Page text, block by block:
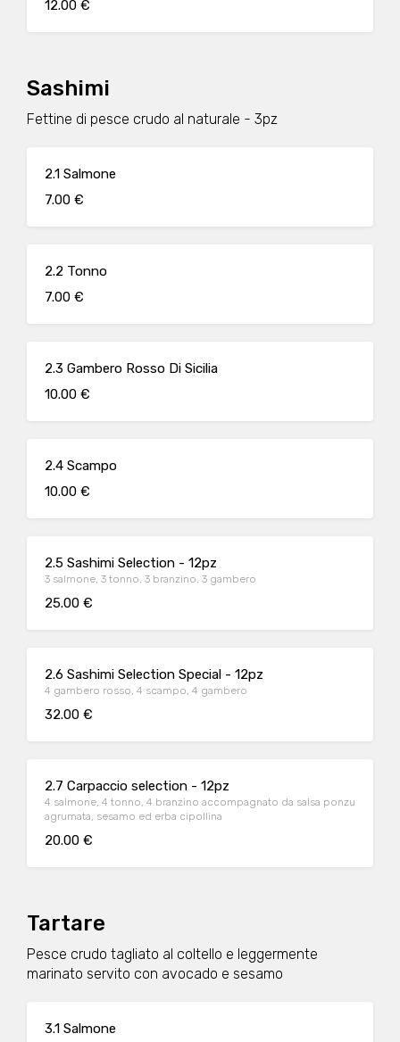
12.00 €
Sashimi
Fettine di pesce crudo al naturale - 3pz
2.1 Salmone
7.00 €
2.2 Tonno
7.00 €
2.3 Gambero Rosso Di Sicilia
10.00 €
2.4 Scampo
10.00 €
2.5 Sashimi Selection - 12pz
3 salmone, 3 tonno, 3 branzino, 3 gambero
25.00 €
2.6 Sashimi Selection Special - 12pz
4 gambero rosso, 4 scampo, 4 gambero
32.00 €
2.7 Carpaccio selection - 12pz
4 salmone, 4 tonno, 4 branzino accompagnato da salsa ponzu
agrumata, sesamo ed erba cipollina
20.00 €
Tartare
Pesce crudo tagliato al coltello e leggermente
marinato servito con avocado e sesamo
3.1 Salmone